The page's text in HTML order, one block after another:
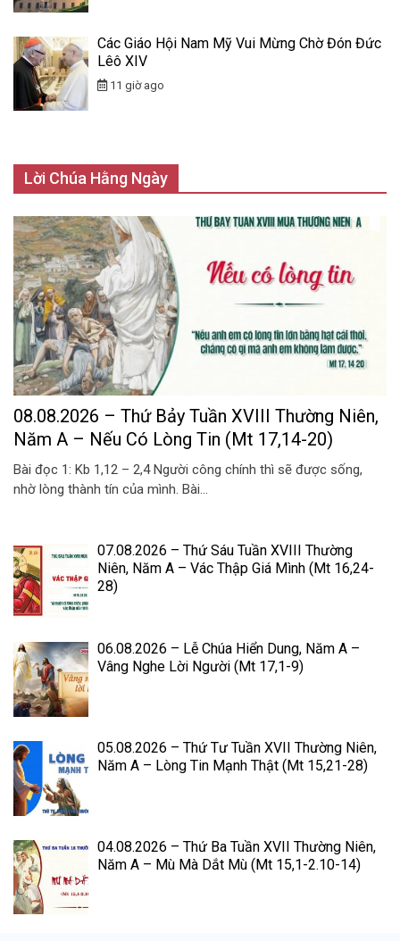
Các Giáo Hội Nam Mỹ Vui Mừng Chờ Đón Đức
Lêô XIV
11 giờ ago
Lời Chúa Hằng Ngày
08.08.2026 – Thứ Bảy Tuần XVIII Thường Niên,
Năm A – Nếu Có Lòng Tin (Mt 17,14-20)
Bài đọc 1: Kb 1,12 – 2,4 Người công chính thì sẽ được sống,
nhờ lòng thành tín của mình. Bài...
07.08.2026 – Thứ Sáu Tuần XVIII Thường
Niên, Năm A – Vác Thập Giá Mình (Mt 16,24-
28)
06.08.2026 – Lễ Chúa Hiển Dung, Năm A –
Vâng Nghe Lời Người (Mt 17,1-9)
05.08.2026 – Thứ Tư Tuần XVII Thường Niên,
Năm A – Lòng Tin Mạnh Thật (Mt 15,21-28)
04.08.2026 – Thứ Ba Tuần XVII Thường Niên,
Năm A – Mù Mà Dắt Mù (Mt 15,1-2.10-14)